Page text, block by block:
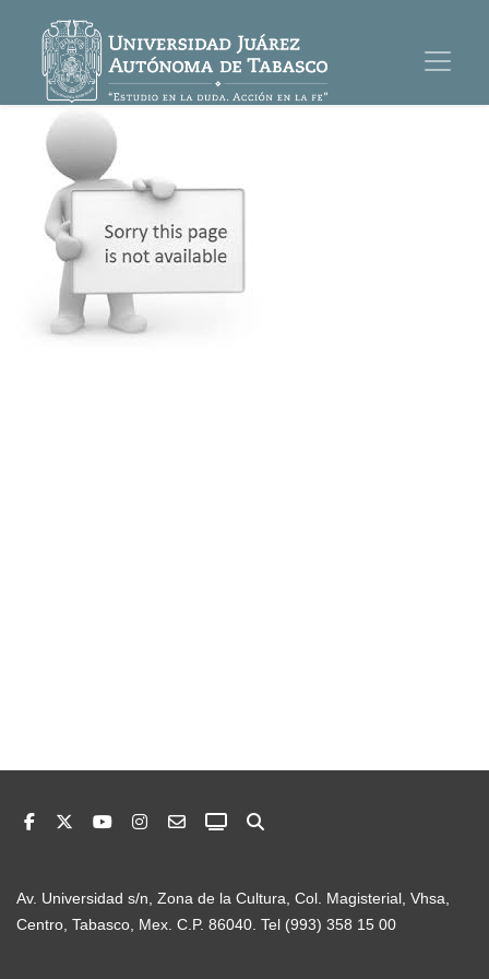
Av. Universidad s/n, Zona de la Cultura, Col. Magisterial, Vhsa,
Centro, Tabasco, Mex. C.P. 86040. Tel (993) 358 15 00